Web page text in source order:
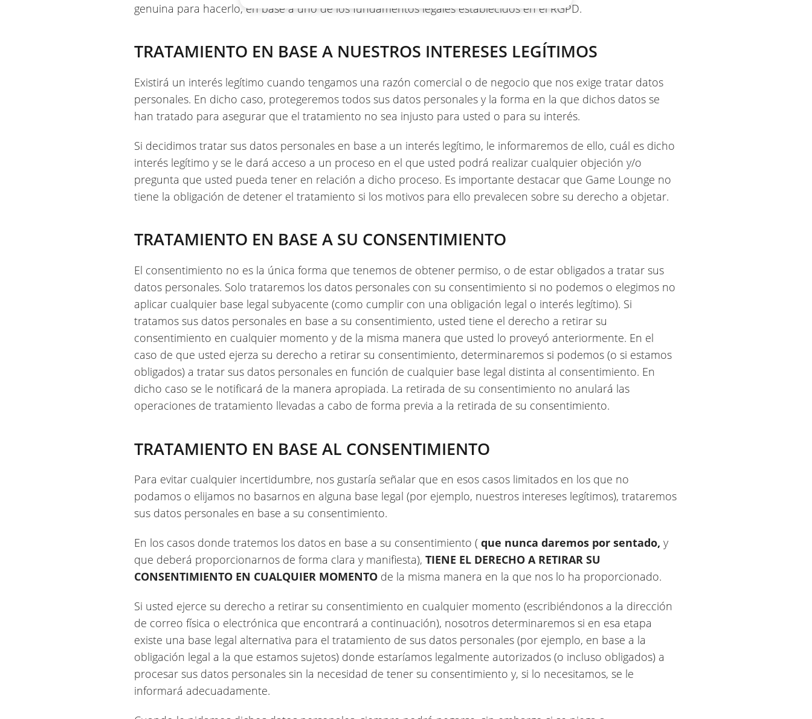
genuina para hacerlo, en base a uno de los fundamentos legales establecidos en el RGPD.
TRATAMIENTO EN BASE A NUESTROS INTERESES LEGÍTIMOS
Existirá un interés legítimo cuando tengamos una razón comercial o de negocio que nos exige tratar datos
personales. En dicho caso, protegeremos todos sus datos personales y la forma en la que dichos datos se
han tratado para asegurar que el tratamiento no sea injusto para usted o para su interés.
Si decidimos tratar sus datos personales en base a un interés legítimo, le informaremos de ello, cuál es dicho
interés legítimo y se le dará acceso a un proceso en el que usted podrá realizar cualquier objeción y/o
pregunta que usted pueda tener en relación a dicho proceso. Es importante destacar que Game Lounge no
tiene la obligación de detener el tratamiento si los motivos para ello prevalecen sobre su derecho a objetar.
TRATAMIENTO EN BASE A SU CONSENTIMIENTO
El consentimiento no es la única forma que tenemos de obtener permiso, o de estar obligados a tratar sus
datos personales. Solo trataremos los datos personales con su consentimiento si no podemos o elegimos no
aplicar cualquier base legal subyacente (como cumplir con una obligación legal o interés legítimo). Si
tratamos sus datos personales en base a su consentimiento, usted tiene el derecho a retirar su
consentimiento en cualquier momento y de la misma manera que usted lo proveyó anteriormente. En el
caso de que usted ejerza su derecho a retirar su consentimiento, determinaremos si podemos (o si estamos
obligados) a tratar sus datos personales en función de cualquier base legal distinta al consentimiento. En
dicho caso se le notificará de la manera apropiada. La retirada de su consentimiento no anulará las
operaciones de tratamiento llevadas a cabo de forma previa a la retirada de su consentimiento.
TRATAMIENTO EN BASE AL CONSENTIMIENTO
Para evitar cualquier incertidumbre, nos gustaría señalar que en esos casos limitados en los que no
podamos o elijamos no basarnos en alguna base legal (por ejemplo, nuestros intereses legítimos), trataremos
sus datos personales en base a su consentimiento.
En los casos donde tratemos los datos en base a su consentimiento ( que nunca daremos por sentado, y
que deberá proporcionarnos de forma clara y manifiesta), TIENE EL DERECHO A RETIRAR SU
CONSENTIMIENTO EN CUALQUIER MOMENTO de la misma manera en la que nos lo ha proporcionado.
Si usted ejerce su derecho a retirar su consentimiento en cualquier momento (escribiéndonos a la dirección
de correo física o electrónica que encontrará a continuación), nosotros determinaremos si en esa etapa
existe una base legal alternativa para el tratamiento de sus datos personales (por ejemplo, en base a la
obligación legal a la que estamos sujetos) donde estaríamos legalmente autorizados (o incluso obligados) a
procesar sus datos personales sin la necesidad de tener su consentimiento y, si lo necesitamos, se le
informará adecuadamente.